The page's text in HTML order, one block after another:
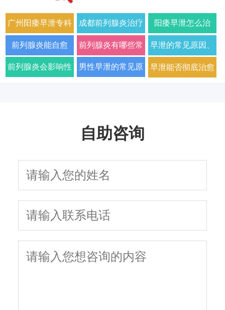
广州阳痿早泄专科
门诊哪家好正规男
科医院排名
成都前列腺炎治疗
哪家男科医院好
2026年口碑推荐
阳痿早泄怎么治
疗？2026年男科专
家详解病因与科学
前列腺炎能自愈
吗？2026年科学治
前列腺炎有哪些常
见症状以及如何科
早泄的常见原因、
症状及改善方法全
前列腺炎会影响性 男性早泄的常见原 早泄能否彻底治愈
自助咨询